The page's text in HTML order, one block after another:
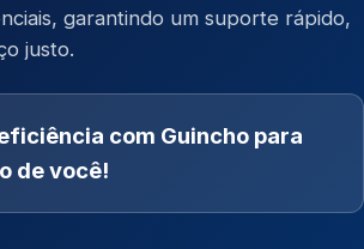
garantindo um suporte rápido,
justo.
com Guincho para
de você!